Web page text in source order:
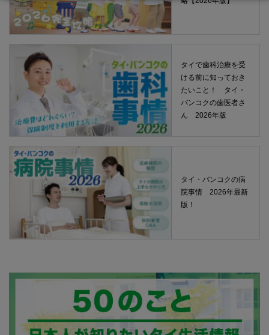
タイで歯科治療を受
ける前に知っておき
たいこと！ タイ・
バンコクの歯医者さ
ん 2026年版
タイ・バンコクの病
院事情 2026年最新
版！